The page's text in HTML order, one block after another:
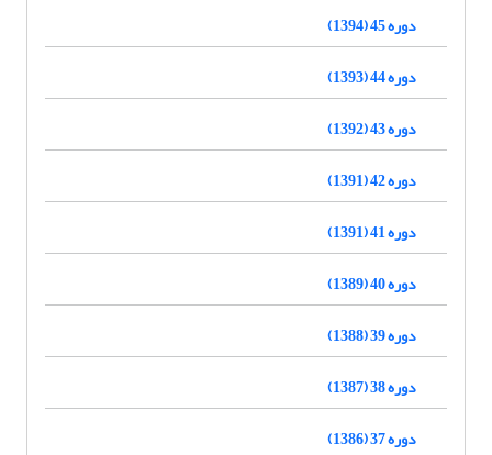
دوره 45 (1394)
دوره 44 (1393)
دوره 43 (1392)
دوره 42 (1391)
دوره 41 (1391)
دوره 40 (1389)
دوره 39 (1388)
دوره 38 (1387)
دوره 37 (1386)